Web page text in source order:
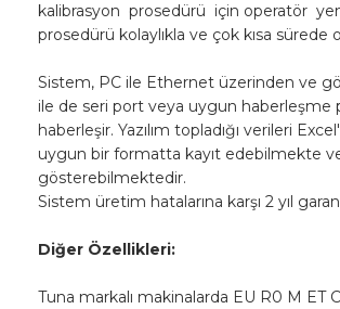
kalibrasyon prosedürü için operatör
prosedürü kolaylıkla ve çok kısa sürede
Sistem, PC ile Ethernet üzerinden ve
ile de seri port veya uygun haberleşme
haberleşir. Yazılım topladığı verileri
uygun bir formatta kayıt edebilmekte
gösterebilmektedir.
Sistem üretim hatalarına karşı 2 yıl
Diğer Özellikleri:
Tuna markalı makinalarda EU R0 M ET